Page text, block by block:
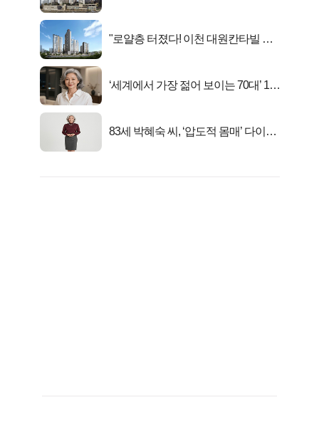
"로얄층 터졌다! 이천 대원칸타빌 잔
‘세계에서 가장 젊어 보이는 70대’ 1위
83세 박혜숙 씨, ‘압도적 몸매’ 다이어